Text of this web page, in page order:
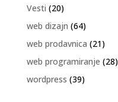
Vesti (20)
web dizajn (64)
web prodavnica (21)
web programiranje (28)
wordpress (39)